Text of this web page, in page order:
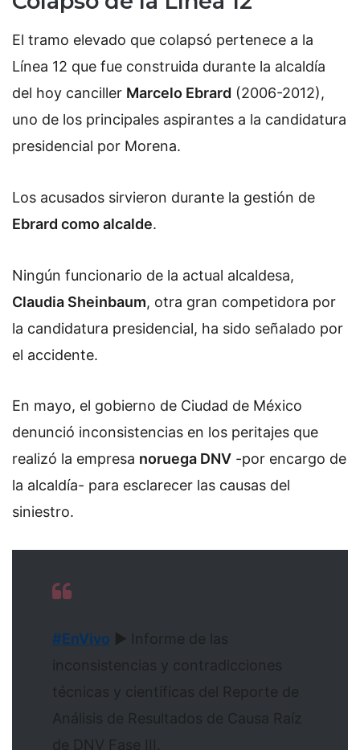
El tramo elevado que colapsó pertenece a la
Línea 12 que fue construida durante la alcaldía
del hoy canciller Marcelo Ebrard (2006-2012),
uno de los principales aspirantes a la candidatura
presidencial por Morena.
Los acusados sirvieron durante la gestión de
Ebrard como alcalde.
Ningún funcionario de la actual alcaldesa,
Claudia Sheinbaum, otra gran competidora por
la candidatura presidencial, ha sido señalado por
el accidente.
En mayo, el gobierno de Ciudad de México
denunció inconsistencias en los peritajes que
realizó la empresa noruega DNV -por encargo de
la alcaldía- para esclarecer las causas del
siniestro.
#EnVivo ▶️ Informe de las
inconsistencias y contradicciones
técnicas y científicas del Reporte de
Análisis de Resultados de Causa Raíz
de DNV Fase III.